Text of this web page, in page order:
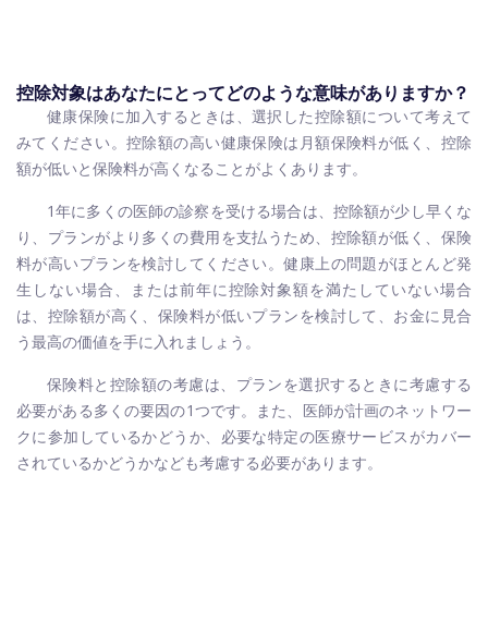
控除対象はあなたにとってどのような意味がありますか？
健康保険に加入するときは、選択した控除額について考えて
みてください。控除額の高い健康保険は月額保険料が低く、控除
額が低いと保険料が高くなることがよくあります。
1年に多くの医師の診察を受ける場合は、控除額が少し早くな
り、プランがより多くの費用を支払うため、控除額が低く、保険
料が高いプランを検討してください。健康上の問題がほとんど発
生しない場合、または前年に控除対象額を満たしていない場合
は、控除額が高く、保険料が低いプランを検討して、お金に見合
う最高の価値を手に入れましょう。
保険料と控除額の考慮は、プランを選択するときに考慮する
必要がある多くの要因の1つです。また、医師が計画のネットワー
クに参加しているかどうか、必要な特定の医療サービスがカバー
されているかどうかなども考慮する必要があります。